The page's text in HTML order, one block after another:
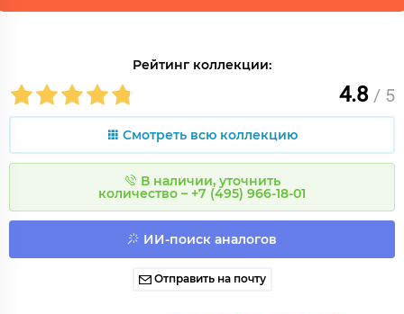
Рейтинг коллекции:
4.8 / 5
Смотреть всю коллекцию
В наличии, уточнить
количество – +7 (495) 966-18-01
ИИ-поиск аналогов
Отправить на почту